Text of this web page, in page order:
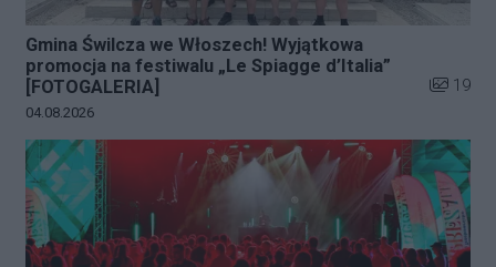
Gmina Świlcza we Włoszech! Wyjątkowa
promocja na festiwalu „Le Spiagge d’Italia”
[FOTOGALERIA]
Liczba
19
Data dodania galerii:
04.08.2026